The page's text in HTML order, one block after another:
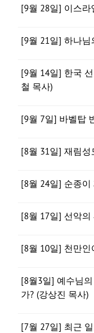
[9월 28일] 이스
[9월 21일] 하나
[9월 14일] 한국
철 목사)
[9월 7일] 바벨탑
[8월 31일] 재림
[8월 24일] 순종
[8월 17일] 선악
[8월 10일] 천만
[8월3일] 예수님
가? (강상진 목사)
[7월 27일] 최근